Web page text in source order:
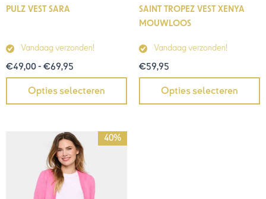
PULZ VEST SARA
Vandaag verzonden!
€49,00- €69,95
Opties selecteren
SAINT TROPEZ VEST XENYA
MOUWLOOS
Vandaag verzonden!
€59,95
Opties selecteren
40%
Oorspronkelijke
prijs
was:
€44,95.
Huidige
prijs
is:
€27,00.